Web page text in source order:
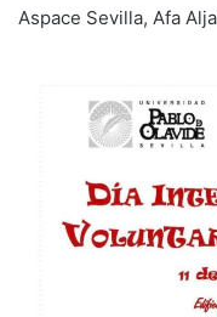
Aspace Sevilla, Afa